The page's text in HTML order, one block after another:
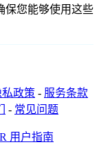
保您能够使用这些
私政策 - 服务条款
- 常见问题
用户指南